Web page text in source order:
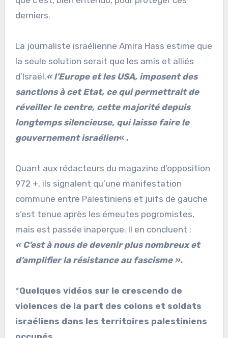
derniers.
La journaliste israélienne Amira Hass estime que
la seule solution serait que les amis et alliés
d’Israël,« l’Europe et les USA, imposent des
sanctions à cet Etat, ce qui permettrait de
réveiller le centre, cette majorité depuis
longtemps silencieuse, qui laisse faire le
gouvernement israélien« .
Quant aux rédacteurs du magazine d’opposition
972 +, ils signalent qu’une manifestation
commune entre Palestiniens et juifs de gauche
s’est tenue après les émeutes pogromistes,
mais est passée inaperçue. Il en concluent :
« C’est à nous de devenir plus nombreux et
d’amplifier la résistance au fascisme ».
*Quelques vidéos sur le crescendo de
violences de la part des colons et soldats
israéliens dans les territoires palestiniens